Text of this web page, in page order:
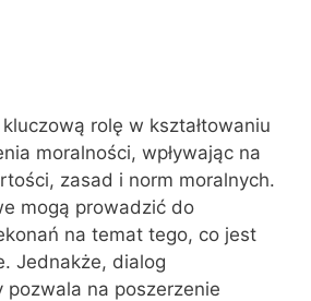
rolę w kształtowaniu
moralności, wpływając na
zasad i norm moralnych.
mogą prowadzić do
na temat tego, co jest
Jednakże, dialog
pozwala na poszerzenie